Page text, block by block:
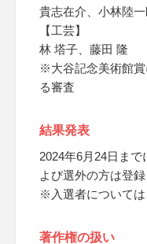
貴志在介、小林陸一
【工芸】
林 塔子、藤田 隆
※大谷記念美術館賞
る審査
結果発表
2024年6月24日ま
よび選外の方は登
※入選者について
著作権の扱い